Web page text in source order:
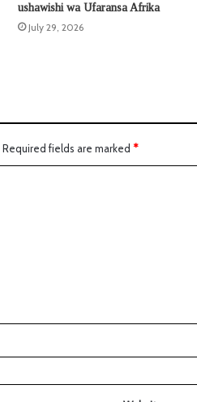
ushawishi wa Ufaransa Afrika
July 29, 2026
Required fields are marked *